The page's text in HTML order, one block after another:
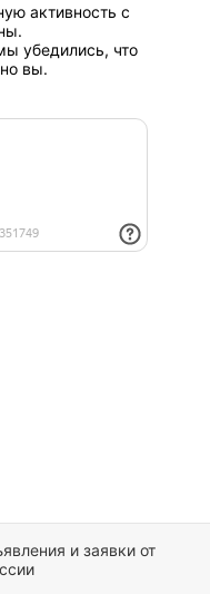
активность с
убедились, что
вы.
и заявки от